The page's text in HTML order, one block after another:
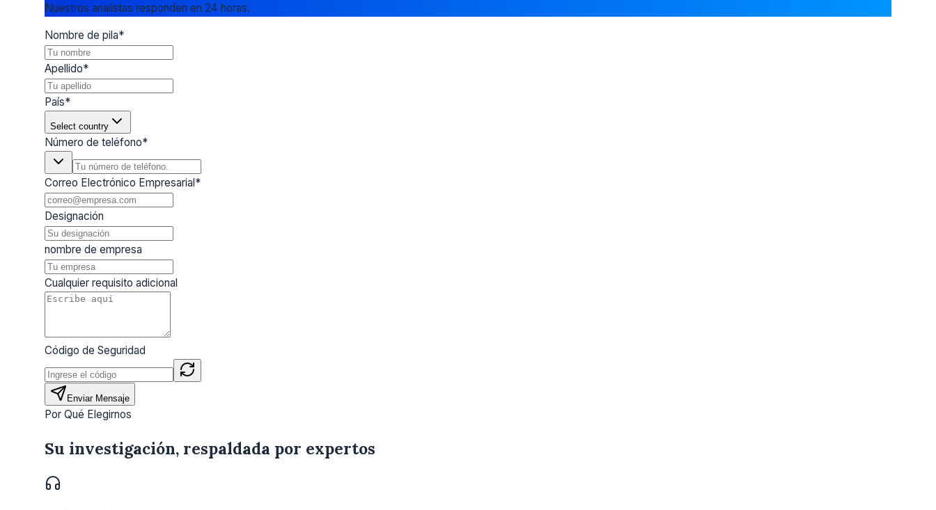
Nuestros analistas responden en 24 horas.
Nombre de pila*
Apellido*
País*
Select country
Número de teléfono*
Correo Electrónico Empresarial*
Designación
nombre de empresa
Cualquier requisito adicional
Código de Seguridad
Enviar Mensaje
Por Qué Elegirnos
Su investigación, respaldada por expertos